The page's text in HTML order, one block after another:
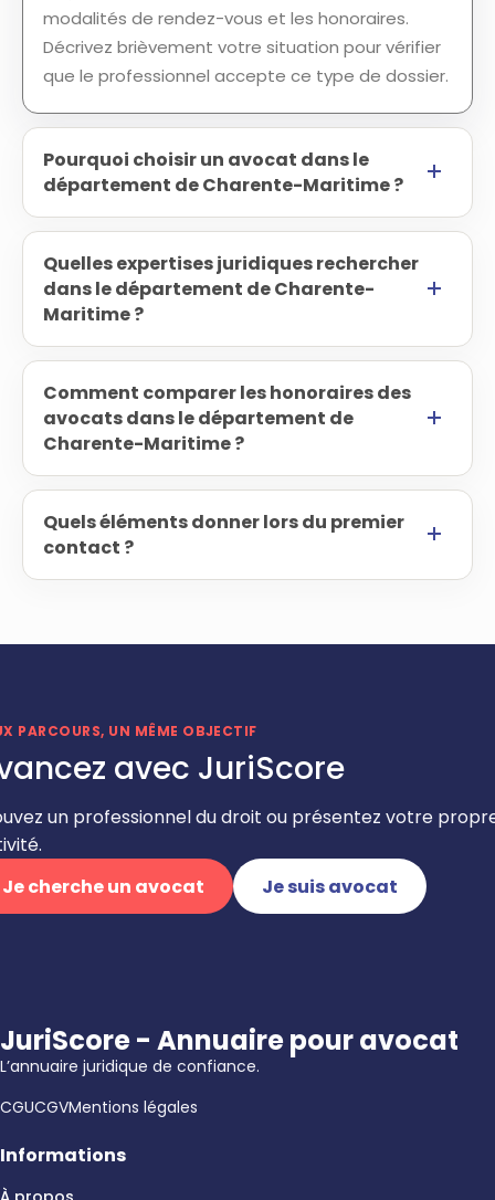
modalités de rendez-vous et les honoraires.
Décrivez brièvement votre situation pour vérifier
que le professionnel accepte ce type de dossier.
Pourquoi choisir un avocat dans le
département de Charente-Maritime ?
Quelles expertises juridiques rechercher
dans le département de Charente-
Maritime ?
Comment comparer les honoraires des
avocats dans le département de
Charente-Maritime ?
Quels éléments donner lors du premier
contact ?
PARCOURS, UN MÊME OBJECTIF
avec JuriScore
un professionnel du droit ou présentez votre
Je cherche un avocat
Je suis avocat
JuriScore - Annuaire pour avocat
L’annuaire juridique de confiance.
CGUCGVMentions légales
Informations